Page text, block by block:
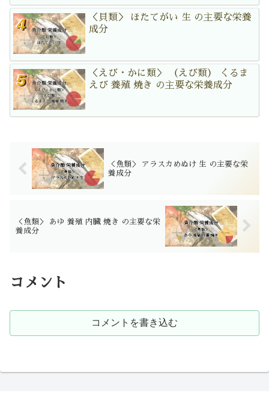
＜貝類＞ ほたてがい 生 の主要な栄養
成分
＜えび・かに類＞ （えび類） くるま
えび 養殖 焼き の主要な栄養成分
＜魚類＞ アラスカめぬけ 生 の主要な栄
養成分
＜魚類＞ あゆ 養殖 内臓 焼き の主要な栄
養成分
コメント
コメントを書き込む